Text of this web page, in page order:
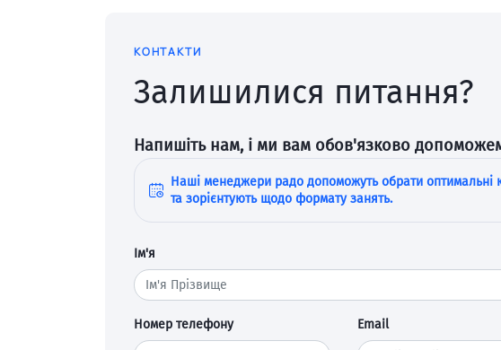
КОНТАКТИ
Залишилися питання?
Напишіть нам, і ми вам обов'язково
Наші менеджери радо допоможуть обрати оптимальні
та зорієнтують щодо формату занять.
Ім'я
Номер телефону Email